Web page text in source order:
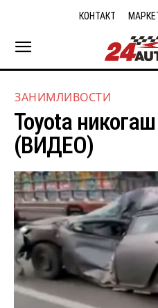
КОНТАКТ
ЗАНИМЛИВОСТИ
Toyota
(ВИДЕО)